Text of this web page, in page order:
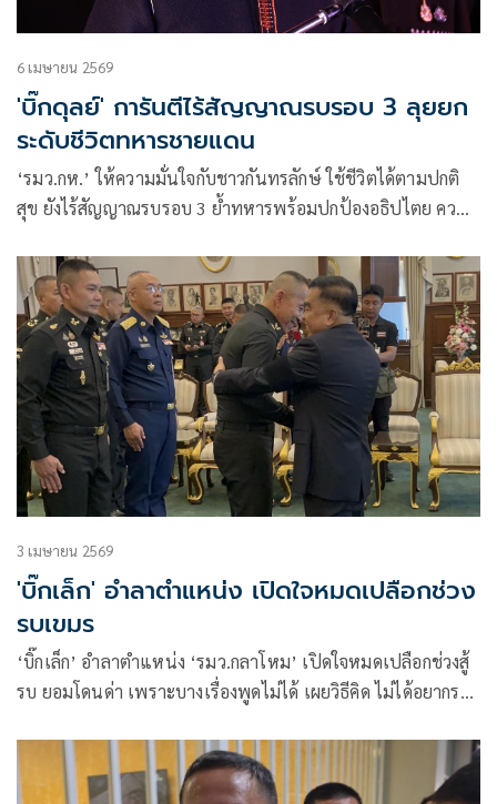
6 เมษายน 2569
'บิ๊กดุลย์' การันตีไร้สัญญาณรบรอบ 3 ลุยยก
ระดับชีวิตทหารชายแดน
‘รมว.กห.’ ให้ความมั่นใจกับชาวกันทรลักษ์ ใช้ชีวิตได้ตามปกติ
สุข ยังไร้สัญญาณรบรอบ 3 ย้ำทหารพร้อมปกป้องอธิปไตย ควบคู่
ทหารชายแดน- ชั้นผู้น้อย
3 เมษายน 2569
'บิ๊กเล็ก' อำลาตำแหน่ง เปิดใจหมดเปลือกช่วง
รบเขมร
‘บิ๊กเล็ก’ อำลาตำแหน่ง ‘รมว.กลาโหม’ เปิดใจหมดเปลือกช่วงสู้
รบ ยอมโดนด่า เพราะบางเรื่องพูดไม่ได้ เผยวิธีคิด ไม่ได้อยากรบ
กดุลย์’ ทำงานได้